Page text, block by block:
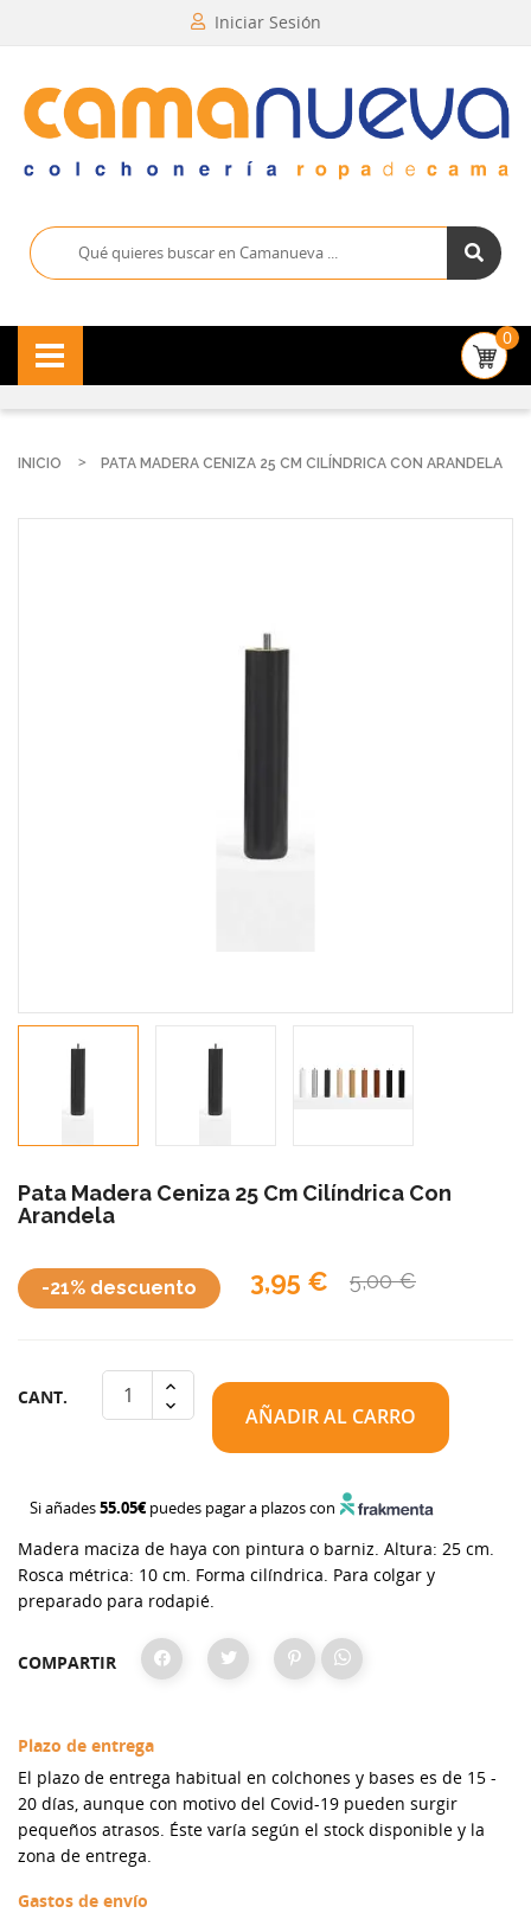
Iniciar Sesión
0
INICIO PATA MADERA CENIZA 25 CM CILÍNDRICA CON ARANDELA
Pata Madera Ceniza 25 Cm Cilíndrica Con
Arandela
3,95 € 5,00 €
-21% descuento
Madera maciza de haya con pintura o barniz. Altura: 25 cm.
Rosca métrica: 10 cm. Forma cilíndrica. Para colgar y
preparado para rodapié.
CANT.
AÑADIR AL CARRO
Si añades55.05€puedes pagar a plazos con
COMPARTIR
Plazo de entrega
El plazo de entrega habitual en colchones y bases es de 15 -
20 días, aunque con motivo del Covid-19 pueden surgir
pequeños atrasos. Éste varía según el stock disponible y la
zona de entrega.
Gastos de envío